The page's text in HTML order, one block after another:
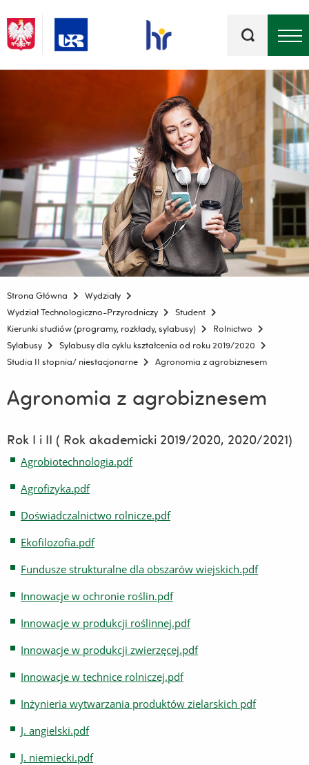
kluczowe
Strona Główna
Wydziały
Wydział Technologiczno-Przyrodniczy
Student
Kierunki studiów (programy, rozkłady, sylabusy)
Rolnictwo
Sylabusy
Sylabusy dla cyklu kształcenia od roku 2019/2020
Studia II stopnia/ niestacjonarne
Agronomia z agrobiznesem
Agronomia z agrobiznesem
Rok I i II ( Rok akademicki 2019/2020, 2020/2021)
Agrobiotechnologia.pdf
Agrofizyka.pdf
Doświadczalnictwo rolnicze.pdf
Ekofilozofia.pdf
Fundusze strukturalne dla obszarów wiejskich.pdf
Innowacje w ochronie roślin.pdf
Innowacje w produkcji roślinnej.pdf
Innowacje w produkcji zwierzęcej.pdf
Innowacje w technice rolniczej.pdf
Inżynieria wytwarzania produktów zielarskich pdf
J. angielski.pdf
J. niemiecki.pdf